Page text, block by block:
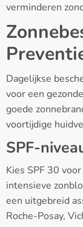
verminderen
Dagelijkse
voor een
goede
voortijdige
SPF-
Kies SPF 30
intensieve
een uitgebreid
Roche-Posay,